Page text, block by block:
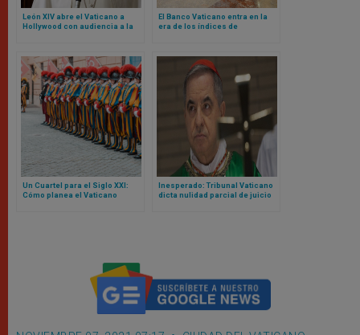
León XIV abre el Vaticano a
Hollywood con audiencia a la
El Banco Vaticano entra en la
era de los índices de
Un Cuartel para el Siglo XXI:
Cómo planea el Vaticano
Inesperado: Tribunal Vaticano
dicta nulidad parcial de juicio